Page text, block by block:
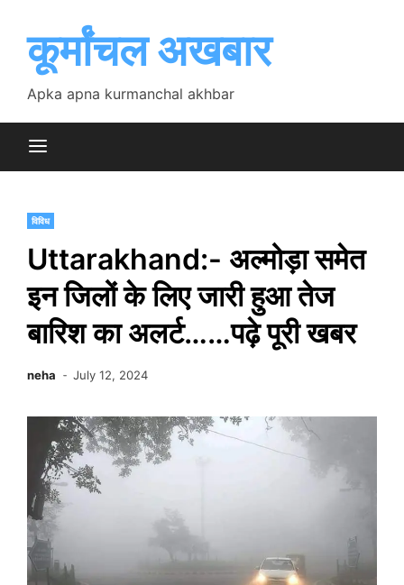
contentकूर्मांचल अखबार
Apka apna kurmanchal akhbar
विविध
Uttarakhand:- अल्मोड़ा समेत
इन जिलों के लिए जारी हुआ तेज
बारिश का अलर्ट……पढ़े पूरी खबर
neha July 12, 2024